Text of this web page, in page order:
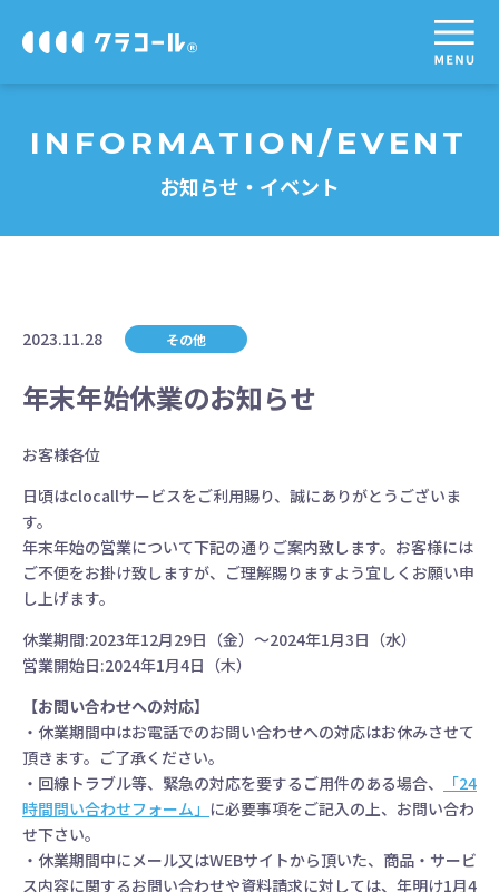
INFORMATION/EVENT
お知らせ・イベント
2023.11.28 その他
年末年始休業のお知らせ
お客様各位
日頃はclocallサービスをご利用賜り、誠にありがとうございま
す。
年末年始の営業について下記の通りご案内致します。お客様には
ご不便をお掛け致しますが、ご理解賜りますよう宜しくお願い申
し上げます。
休業期間:2023年12月29日（金）～2024年1月3日（水）
営業開始日:2024年1月4日（木）
【お問い合わせへの対応】
・休業期間中はお電話でのお問い合わせへの対応はお休みさせて
頂きます。ご了承ください。
・回線トラブル等、緊急の対応を要するご用件のある場合、
「24
時間問い合わせフォーム」 に必要事項をご記入の上、お問い合わ
せ下さい。
・休業期間中にメール又はWEBサイトから頂いた、商品・サービ
ス内容に関するお問い合わせや資料請求に対しては、年明け1月4